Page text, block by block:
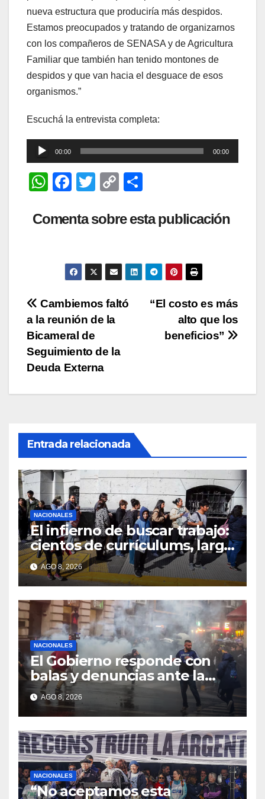
nueva estructura que produciría más despidos.
Estamos preocupados y tratando de organizarnos
con los compañeros de SENASA y de Agricultura
Familiar que también han tenido montones de
despidos y que van hacia el desguace de esos
organismos.”
Escuchá la entrevista completa:
Reproductor
de
audio
00:00 00:00
W
at
F
c
b
o
o
k
T
tt
C
p
Li
n
k
m
ar
tir
Comenta sobre esta publicación
Navegación
de
entradas
“El costo es más
alto que los
beneficios”
Cambiemos faltó
a la reunión de la
Bicameral de
Seguimiento de la
Deuda Externa
Entrada relacionada
NACIONALES
El infierno de buscar trabajo:
cientos de currículums, larga
espera y menos puestos
registrados
AGO 8, 2026
NACIONALES
El Gobierno responde con
balas y denuncias ante la
protesta
AGO 8, 2026
NACIONALES
“No aceptamos esta